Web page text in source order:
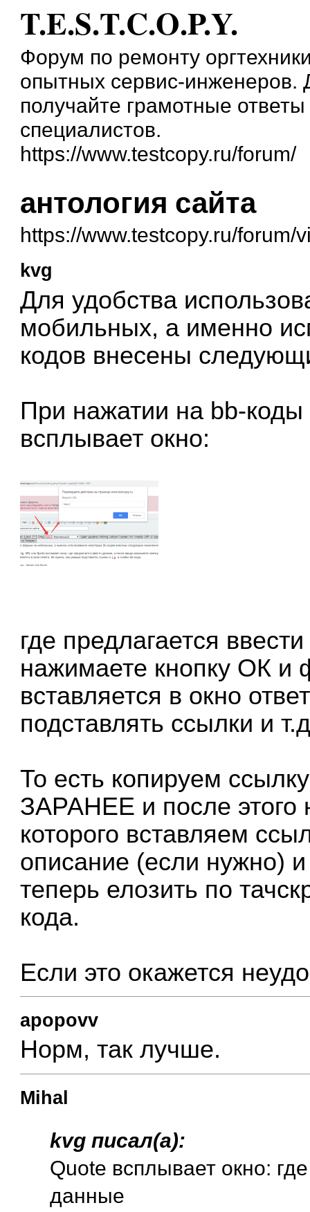
T.E.S.T.C.O.P.Y.
Форум по ремонту
опытных сервис-инженеров.
получайте грамотные
специалистов.
https://www.testcopy.ru/forum/
антология сайта
https://www.testcopy.ru/forum/
kvg
Для удобства
мобильных, а именно
кодов внесены
При нажатии на bb-
всплывает окно:
где предлагается
нажимаете кнопку ОК и
вставляется в окно
подставлять ссылки и
То есть копируем
ЗАРАНЕЕ и после этого
которого вставляем
описание (если нужно)
теперь елозить по
кода.
Если это окажется
apopovv
Норм, так лучше.
Mihal
kvg писал(а):
Quote всплывает окно:
данные